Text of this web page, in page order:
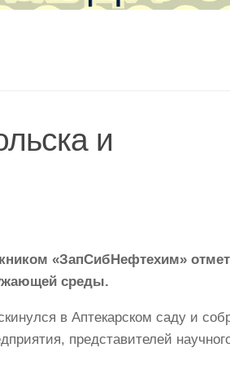
и
«ЗапСибНефтехим»
среды.
в Аптекарском саду и
представителей